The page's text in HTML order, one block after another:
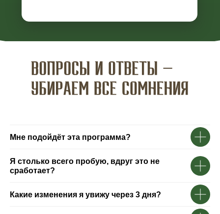
Мне подойдёт эта программа?
Я столько всего пробую, вдруг это не
сработает?
Какие изменения я увижу через 3 дня?